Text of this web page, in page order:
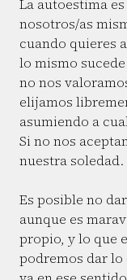
La autoestima
nosotros/as
cuando quieres
lo mismo
no nos
elijamos
asumiendo a
Si no nos
nuestra soledad.
Es posible no
aunque es
propio, y lo que
podremos dar lo